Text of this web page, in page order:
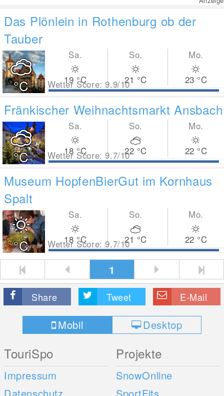
Das Plönlein in Rothenburg ob der
Tauber
°C Wetter Score: 9.9/10
Sa.
19 °C
So.
21 °C
Mo.
23 °C
Fränkischer Weihnachtsmarkt Ansbach
°C Wetter Score: 9.7/10
Sa.
18 °C
So.
22 °C
Mo.
22 °C
Museum HopfenBierGut im Kornhaus
Spalt
°C Wetter Score: 9.7/10
Sa.
18 °C
So.
21 °C
Mo.
22 °C
1
Share Tweet E-Mail
Mobil Desktop
TouriSpo
Impressum
Projekte
SnowOnline